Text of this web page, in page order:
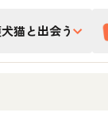
猫と出会う